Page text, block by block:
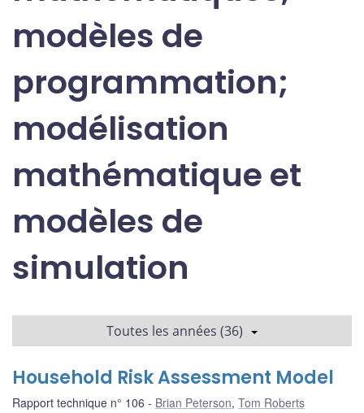
modèles de
programmation;
modélisation
mathématique et
modèles de
simulation
Toutes les années (36)
Household Risk Assessment Model
Rapport technique n° 106 Brian Peterson, Tom Roberts